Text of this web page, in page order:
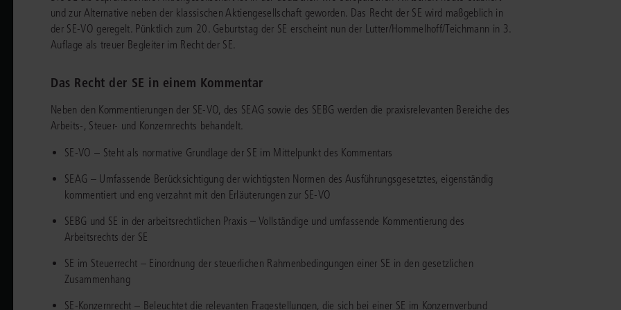
Finden Sie Lösungen und Inhalte, die zu Ihrem Fachgebiet passen.
Arbeitsrecht
Außenwirtschaftsrecht
Bankrecht
Erbrecht
Familienrecht
Insolvenzrecht
IT-und Medienrecht
Öffentliches Dienstrecht
Öffentliches Recht
Strafrecht
Unternehmensjuristen
Wettbewerbs- und
JURIS BUSINESS
Risikenfür Unternehmen, Institutionen
und Steuerberater
mehr erfahren
JURIS AKADEMIE
mehr erfahren
(Mo-Do 9-18 Uhr, Fr 9-17 Uhr).
für eine erste Produktempfehlung.
Online-Produktberater starten
Vereine und Verbände
Unternehmen
Referendariat
Studium und Hochschule
WEITERE SERVICES
FAQ
Downloads
Veranstaltungen
juris PraxisReporte
(Mo-Fr 8-18 Uhr).
Alle Kontaktmöglichkeiten
und zur Alternative neben der klassischen Aktiengesellschaft geworden. Das Recht der SE wird maßgeblich in
der SE-VO geregelt. Pünktlich zum 20. Geburtstag der SE erscheint nun der Lutter/Hommelhoff/Teichmann in 3.
Auflage als treuer Begleiter im Recht der SE.
Das Recht der SE in einem Kommentar
Neben den Kommentierungen der SE-VO, des SEAG sowie des SEBG werden die praxisrelevanten Bereiche des
Arbeits-, Steuer- und Konzernrechts behandelt.
SE-VO – Steht als normative Grundlage der SE im Mittelpunkt des Kommentars
SEAG – Umfassende Berücksichtigung der wichtigsten Normen des Ausführungsgesetztes, eigenständig
kommentiert und eng verzahnt mit den Erläuterungen zur SE-VO
SEBG und SE in der arbeitsrechtlichen Praxis – Vollständige und umfassende Kommentierung des
Arbeitsrechts der SE
SE im Steuerrecht – Einordnung der steuerlichen Rahmenbedingungen einer SE in den gesetzlichen
Zusammenhang
SE-Konzernrecht – Beleuchtet die relevanten Fragestellungen, die sich bei einer SE im Konzernverbund